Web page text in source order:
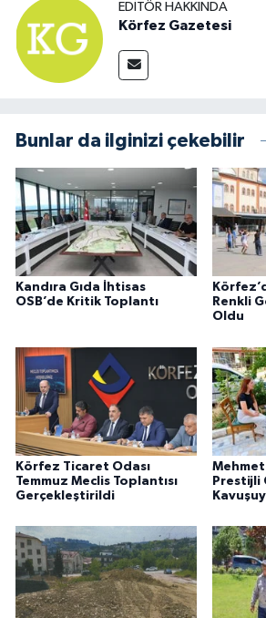
EDITÖR HAKKINDA
Körfez Gazetesi
Bunlar da ilginizi çekebilir
Kandıra Gıda İhtisas
OSB’de Kritik Toplantı
Renkli
Oldu
Körfez Ticaret Odası
Temmuz Meclis Toplantısı
Gerçekleştirildi
Prestijli